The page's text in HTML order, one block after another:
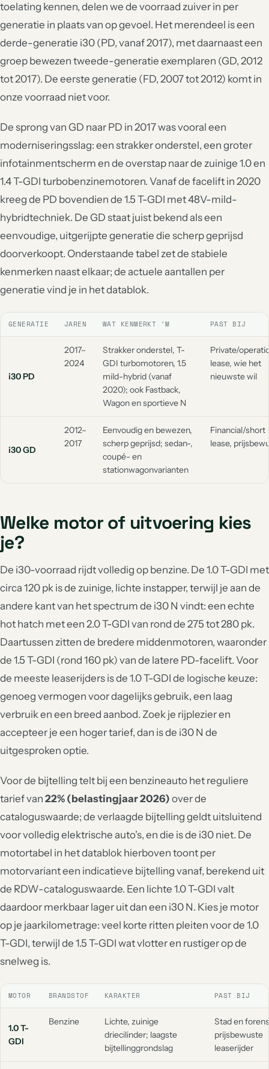
toelating kennen, delen we de voorraad zuiver in per
generatie in plaats van op gevoel. Het merendeel is een
derde-generatie i30 (PD, vanaf 2017), met daarnaast een
groep bewezen tweede-generatie exemplaren (GD, 2012
tot 2017). De eerste generatie (FD, 2007 tot 2012) komt in
onze voorraad niet voor.
De sprong van GD naar PD in 2017 was vooral een
moderniseringsslag: een strakker onderstel, een groter
infotainmentscherm en de overstap naar de zuinige 1.0 en
1.4 T-GDI turbobenzinemotoren. Vanaf de facelift in 2020
kreeg de PD bovendien de 1.5 T-GDI met 48V-mild-
hybridtechniek. De GD staat juist bekend als een
eenvoudige, uitgerijpte generatie die scherp geprijsd
doorverkoopt. Onderstaande tabel zet de stabiele
kenmerken naast elkaar; de actuele aantallen per
generatie vind je in het datablok.
GENERATIE JAREN WAT KENMERKT 'M PAST BIJ
i30 PD
2017–
2024
Strakker onderstel, T-
GDI turbomotoren, 1.5
mild-hybrid (vanaf
2020); ook Fastback,
Wagon en sportieve N
Private/
lease, wie het
nieuwste wil
i30 GD
2012–
2017
Eenvoudig en bewezen,
scherp geprijsd; sedan-,
coupé- en
stationwagonvarianten
Financial/short
lease,
Welke motor of uitvoering kies
je?
De i30-voorraad rijdt volledig op benzine. De 1.0 T-GDI met
circa 120 pk is de zuinige, lichte instapper, terwijl je aan de
andere kant van het spectrum de i30 N vindt: een echte
hot hatch met een 2.0 T-GDI van rond de 275 tot 280 pk.
Daartussen zitten de bredere middenmotoren, waaronder
de 1.5 T-GDI (rond 160 pk) van de latere PD-facelift. Voor
de meeste leaserijders is de 1.0 T-GDI de logische keuze:
genoeg vermogen voor dagelijks gebruik, een laag
verbruik en een breed aanbod. Zoek je rijplezier en
accepteer je een hoger tarief, dan is de i30 N de
uitgesproken optie.
Voor de bijtelling telt bij een benzineauto het reguliere
tarief van 22% (belastingjaar 2026) over de
cataloguswaarde; de verlaagde bijtelling geldt uitsluitend
voor volledig elektrische auto's, en die is de i30 niet. De
motortabel in het datablok hierboven toont per
motorvariant een indicatieve bijtelling vanaf, berekend uit
de RDW-cataloguswaarde. Een lichte 1.0 T-GDI valt
daardoor merkbaar lager uit dan een i30 N. Kies je motor
op je jaarkilometrage: veel korte ritten pleiten voor de 1.0
T-GDI, terwijl de 1.5 T-GDI wat vlotter en rustiger op de
snelweg is.
MOTOR BRANDSTOF KARAKTER PAST BIJ
1.0 T-
GDI
Benzine
Lichte, zuinige
driecilinder; laagste
bijtellinggrondslag
Stad en
prijsbewuste
leaserijder